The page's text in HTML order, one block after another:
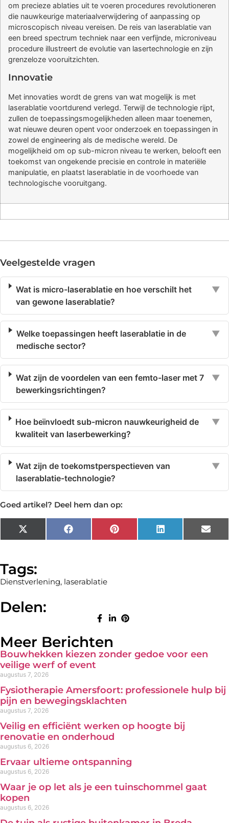
om precieze ablaties uit te voeren procedures revolutioneren
die nauwkeurige materiaalverwijdering of aanpassing op
microscopisch niveau vereisen. De reis van laserablatie van
een breed spectrum techniek naar een verfijnde, microniveau
procedure illustreert de evolutie van lasertechnologie en zijn
grenzeloze vooruitzichten.
Innovatie
Met innovaties wordt de grens van wat mogelijk is met
laserablatie voortdurend verlegd. Terwijl de technologie rijpt,
zullen de toepassingsmogelijkheden alleen maar toenemen,
wat nieuwe deuren opent voor onderzoek en toepassingen in
zowel de engineering als de medische wereld. De
mogelijkheid om op sub-micron niveau te werken, belooft een
toekomst van ongekende precisie en controle in materiële
manipulatie, en plaatst laserablatie in de voorhoede van
technologische vooruitgang.
Veelgestelde vragen
Wat is micro-laserablatie en hoe verschilt het
van gewone laserablatie?
▼
Welke toepassingen heeft laserablatie in de
medische sector?
▼
Wat zijn de voordelen van een femto-laser met 7
bewerkingsrichtingen?
▼
Hoe beïnvloedt sub-micron nauwkeurigheid de
kwaliteit van laserbewerking?
▼
Wat zijn de toekomstperspectieven van
laserablatie-technologie?
▼
Goed artikel? Deel hem dan op:
X
(Twitter)
Facebook Pinterest LinkedIn
Tags:
Dienstverlening, laserablatie
Delen:
Meer Berichten
Bouwhekken kiezen zonder gedoe voor een
veilige werf of event
augustus 7, 2026
Fysiotherapie Amersfoort: professionele hulp bij
pijn en bewegingsklachten
augustus 7, 2026
Veilig en efficiënt werken op hoogte bij
renovatie en onderhoud
augustus 6, 2026
Ervaar ultieme ontspanning
augustus 6, 2026
Waar je op let als je een tuinschommel gaat
kopen
augustus 6, 2026